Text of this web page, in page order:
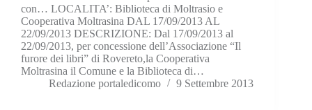
con… LOCALITA’: Biblioteca di Moltrasio e
Cooperativa Moltrasina DAL 17/09/2013 AL
22/09/2013 DESCRIZIONE: Dal 17/09/2013 al
22/09/2013, per concessione dell’Associazione “Il
furore dei libri” di Rovereto,la Cooperativa
Moltrasina il Comune e la Biblioteca di…
Redazione portaledicomo
9 Settembre 2013